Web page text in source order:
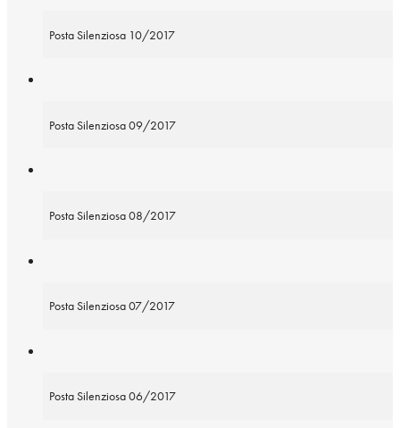
Posta Silenziosa 10/2017
Posta Silenziosa 09/2017
Posta Silenziosa 08/2017
Posta Silenziosa 07/2017
Posta Silenziosa 06/2017